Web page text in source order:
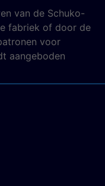
van de Schuko-
fabriek of door de
voor
aangeboden